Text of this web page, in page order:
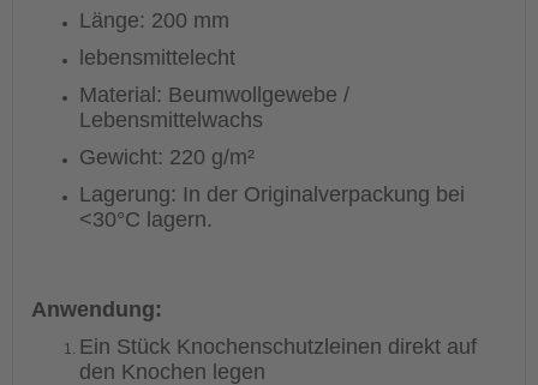
Länge: 200 mm
lebensmittelecht
Material: Beumwollgewebe /
Lebensmittelwachs
Gewicht: 220 g/m²
Lagerung: In der Originalverpackung bei
<30°C lagern.
Anwendung:
Ein Stück Knochenschutzleinen direkt auf
den Knochen legen